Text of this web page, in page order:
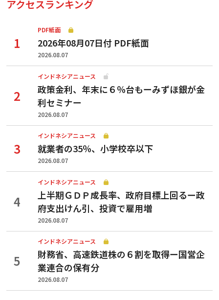
アクセスランキング
PDF紙面
2026年08月07日付 PDF紙面
2026.08.07
インドネシアニュース
政策金利、年末に６％台もーみずほ銀が金
利セミナー
2026.08.07
インドネシアニュース
就業者の35％、小学校卒以下
2026.08.07
インドネシアニュース
上半期ＧＤＰ成長率、政府目標上回るー政
府支出けん引、投資で雇用増
2026.08.07
インドネシアニュース
財務省、高速鉄道株の６割を取得ー国営企
業連合の保有分
2026.08.07